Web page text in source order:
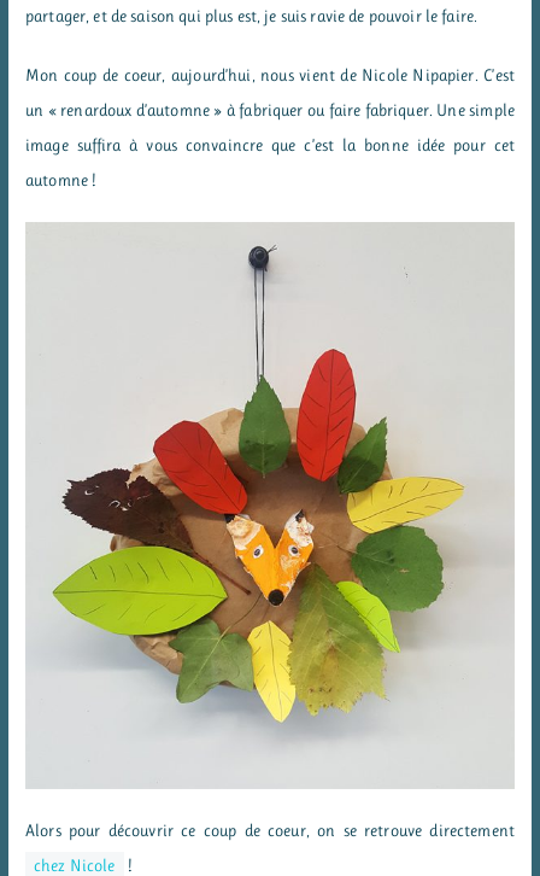
partager, et de saison qui plus est, je suis ravie de pouvoir le faire.
Mon coup de coeur, aujourd’hui, nous vient de Nicole Nipapier. C’est
un « renardoux d’automne » à fabriquer ou faire fabriquer. Une simple
image suffira à vous convaincre que c’est la bonne idée pour cet
automne !
Alors pour découvrir ce coup de coeur, on se retrouve directement
chez Nicole
!